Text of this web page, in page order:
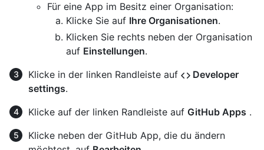
Für eine App im Besitz einer Organisation:
Klicke Sie auf Ihre Organisationen.
Klicken Sie rechts neben der Organisation
auf Einstellungen.
Klicke in der linken Randleiste auf
Developer
settings.
Klicke auf der linken Randleiste auf GitHub Apps .
Klicke neben der GitHub App, die du ändern